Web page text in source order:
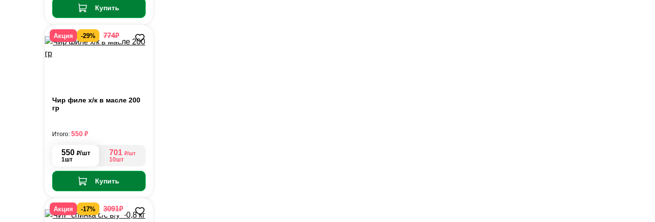
Купить
Акция -29% 774₽
Чир филе х/к в масле 200
гр
550 ₽/шт
1шт
701 ₽/шт
10шт
Купить
Итого: 550₽
Акция -17% 3091₽